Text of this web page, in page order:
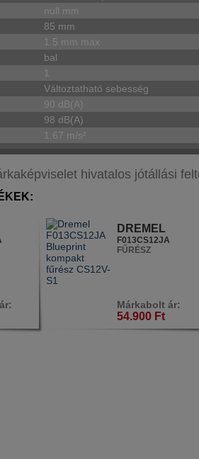
null mm
85 mm
1.5 mm max
bal
1
Változtatható sebesség
90 dB(A)
98 dB(A)
1,67 m/s²
hivatalos jótállási
DREMEL
F013CS12JA
FŰRÉSZ
Márkabolt ár:
54.900 Ft